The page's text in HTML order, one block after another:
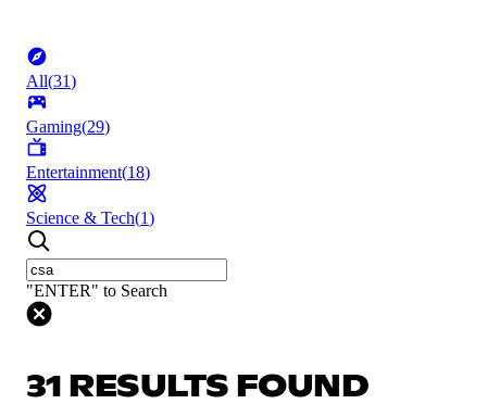
All(31)
Gaming(29)
Entertainment(18)
Science & Tech(1)
"ENTER" to Search
31 RESULTS FOUND